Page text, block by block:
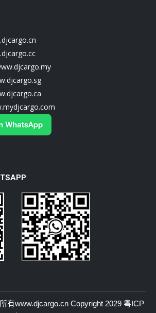
有www.djcargo.cnCopyright 2029 粤ICP